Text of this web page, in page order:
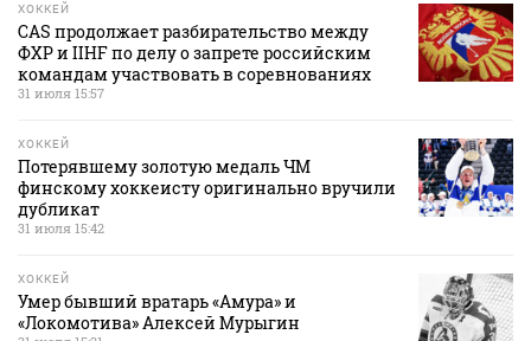
ХОККЕЙ
CAS продолжает разбирательство между
ФХР и IIHF по делу о запрете российским
командам участвовать в соревнованиях
31 июля 15:57
ХОККЕЙ
Потерявшему золотую медаль ЧМ
финскому хоккеисту оригинально вручили
дубликат
31 июля 15:42
ХОККЕЙ
Умер бывший вратарь «Амура» и
«Локомотива» Алексей Мурыгин